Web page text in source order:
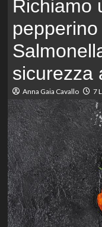
Richiamo
sicurezza
Anna Gaia Cavallo 7